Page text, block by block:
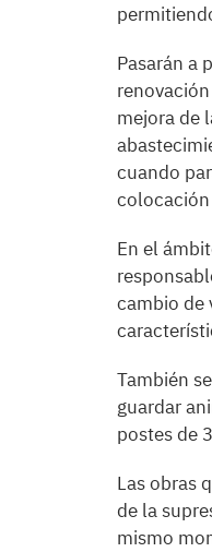
Pasarán a
mejora de
cuando
En el
cambio de
También
guardar
postes de
Las obras
de la
mismo